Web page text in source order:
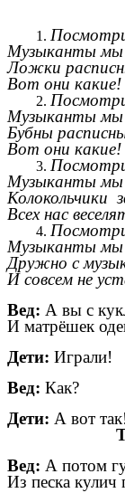
Музыканты мы
Ложки
Вот они какие!
Музыканты мы
Бубны
Вот они какие!
Музыканты мы
Колокольчики
Всех нас
Музыканты мы
Дружно с
И совсем не
Вед: А вы с
И матрёшек
Дети: Играли!
Вед: Как?
Дети: А вот
Вед: А потом
Из песка кулич